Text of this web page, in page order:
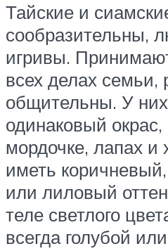
Тайские и
сообразительны,
игривы.
всех делах семьи,
общительны. У них
одинаковый
мордочке, лапах и
иметь
или лиловый
теле светлого
всегда голубой